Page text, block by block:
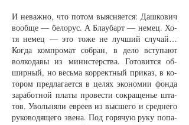
И не­важ­но, что по­том вы­яс­ня­ет­ся: Даш­ко­вич
во­об­ще — бе­ло­рус. А Бла­у­барт — не­мец. Хо­
тя не­мец — это то­же не луч­ший слу­чай…
Ког­да ком­про­мат со­бран, в де­ло всту­па­ют
вол­ко­да­вы из ми­нис­тер­ст­ва. Го­то­вит­ся об­
шир­ный, но весь­ма кор­рект­ный при­каз, в ко­
то­ром пред­ла­га­ет­ся в це­лях эко­но­мии фон­да
за­ра­бот­ной пла­ты про­вес­ти со­кра­щенье шта­
тов. Уволь­ня­ли ев­ре­ев из выс­ше­го и сред­не­го
ру­ко­во­дя­ще­го зве­на. Под го­ря­чую ру­ку по­па­